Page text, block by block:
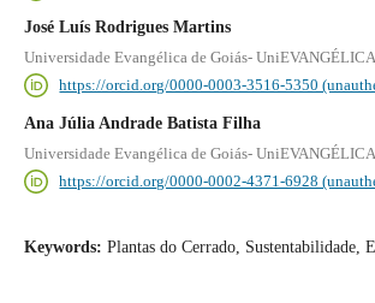
José Luís Rodrigues Martins
Universidade Evangélica de Goiás- UniEVANGÉLICA
https://orcid.org/0000-0003-3516-5350
Ana Júlia Andrade Batista Filha
Universidade Evangélica de Goiás- UniEVANGÉLICA
https://orcid.org/0000-0002-4371-6928
Keywords: Plantas do Cerrado, Sustentabilidade,